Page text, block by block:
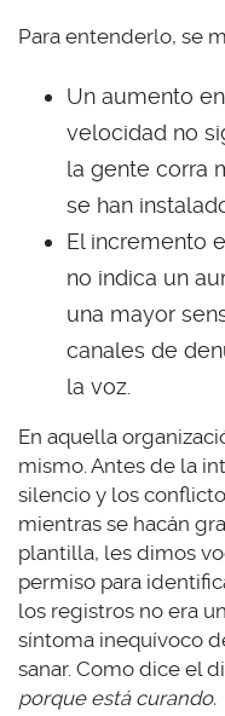
Para entenderlo, se
Un aumento
velocidad no
la gente corra
se han
El incremento
no indica un
una mayor
canales de
la voz.
En aquella
mismo. Antes de la
silencio y los
mientras se hacán
plantilla, les dimos
permiso para
los registros no era
síntoma inequívoco
sanar. Como dice el
porque está curando.